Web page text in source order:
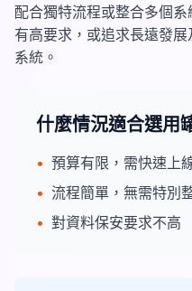
配合獨特流程或整合多個
有高要求，或追求長遠發
系統。
什麼情況適合選用
• 預算有限，需快速上
• 流程簡單，無需特別
• 對資料保安要求不高